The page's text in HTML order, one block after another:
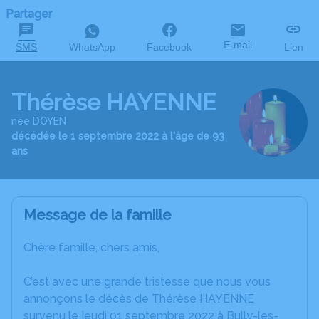
Partager
SMS WhatsApp Facebook E-mail Lien
Thérèse HAYENNE
née DOYEN
décédée le 1 septembre 2022 à l'âge de 93
ans
Message de la famille
Chère famille, chers amis,
C’est avec une grande tristesse que nous vous
annonçons le décès de Thérèse HAYENNE
survenu le jeudi 01 septembre 2022 à Bully-les-